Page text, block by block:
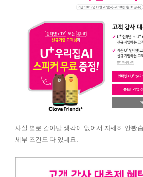
사실 별로 갈아탈 생각이 없어서 자세히 안봤
​세부 조건도 다 있네요.